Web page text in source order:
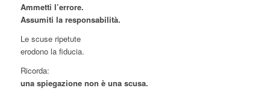
Ammetti l’errore.
Assumiti la responsabilità.
Le scuse ripetute
erodono la fiducia.
Ricorda:
una spiegazione non è una scusa.